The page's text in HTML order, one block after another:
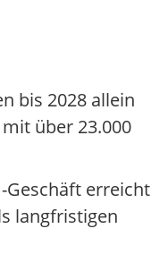
bis 2028 allein
über 23.000
Geschäft erreicht
langfristigen